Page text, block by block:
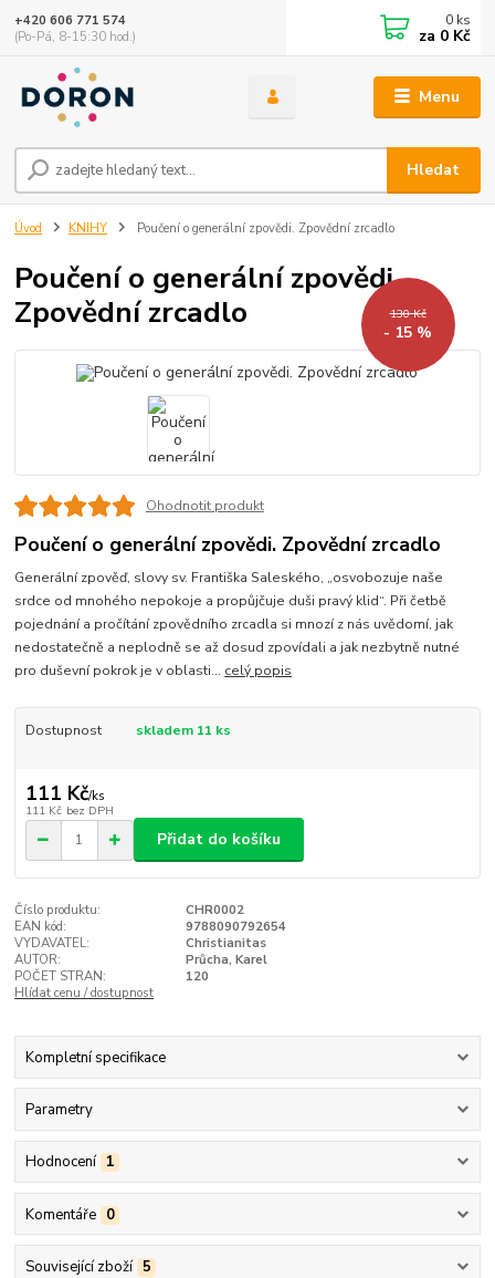
Menu
Hledat
+420 606 771 574
(Po-Pá, 8-15:30 hod.)
0 ks
za 0 Kč
Úvod KNIHY Poučení o generální zpovědi. Zpovědní zrcadlo
Poučení o generální zpovědi.
Zpovědní zrcadlo
130 Kč
- 15 %
Ohodnotit produkt
Poučení o generální zpovědi. Zpovědní zrcadlo
Generální zpověď, slovy sv. Františka Saleského, „osvobozuje naše
srdce od mnohého nepokoje a propůjčuje duši pravý klid“. Při četbě
pojednání a pročítání zpovědního zrcadla si mnozí z nás uvědomí, jak
nedostatečně a neplodně se až dosud zpovídali a jak nezbytně nutné
pro duševní pokrok je v oblasti... celý popis
Dostupnost skladem 11 ks
111 Kč/ks
111 Kč bez DPH
Přidat do košíku
Číslo produktu:
CHR0002
EAN kód:
9788090792654
VYDAVATEL:
Christianitas
AUTOR:
Průcha, Karel
POČET STRAN:
120
Hlídat cenu / dostupnost
Kompletní specifikace
Parametry
Hodnocení 1
Komentáře 0
Související zboží 5